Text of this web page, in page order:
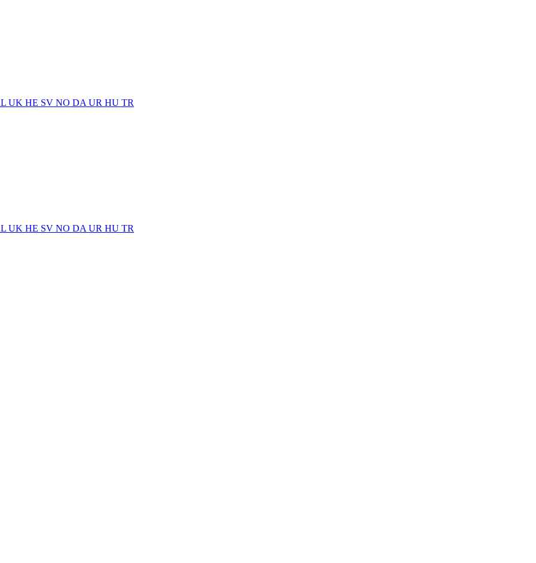
UK HE SV NO DA UR HU TR
UK HE SV NO DA UR HU TR